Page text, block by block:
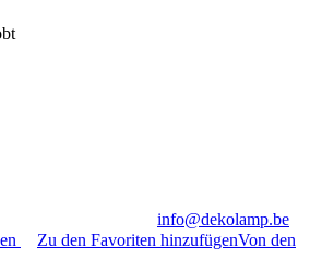
info@dekolamp.be
Zu den Favoriten hinzufügenVon den